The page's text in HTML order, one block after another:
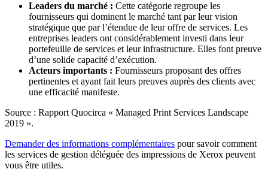
Leaders du marché : Cette catégorie regroupe les
fournisseurs qui dominent le marché tant par leur vision
stratégique que par l’étendue de leur offre de services. Les
entreprises leaders ont considérablement investi dans leur
portefeuille de services et leur infrastructure. Elles font preuve
d’une solide capacité d’exécution.
Acteurs importants : Fournisseurs proposant des offres
pertinentes et ayant fait leurs preuves auprès des clients avec
une efficacité manifeste.
Source : Rapport Quocirca « Managed Print Services Landscape
2019 ».
Demander des informations complémentaires pour savoir comment
les services de gestion déléguée des impressions de Xerox peuvent
vous être utiles.